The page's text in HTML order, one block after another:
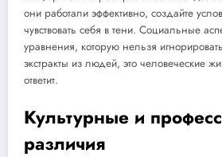
они работали эффективно, создайте
чувствовать себя в тени. Социальные
уравнения, которую нельзя
экстракты из людей, это человеческие
ответит.
Культурные и
различия